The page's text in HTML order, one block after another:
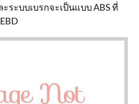
ระบบเบรกจะเป็นแบบ ABS ที่